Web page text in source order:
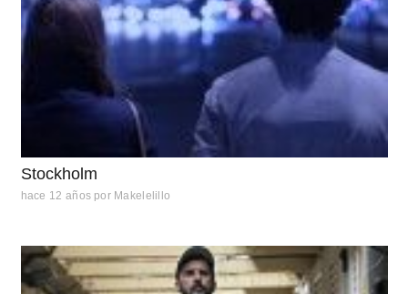
Stockholm
hace 12 años por Makelelillo